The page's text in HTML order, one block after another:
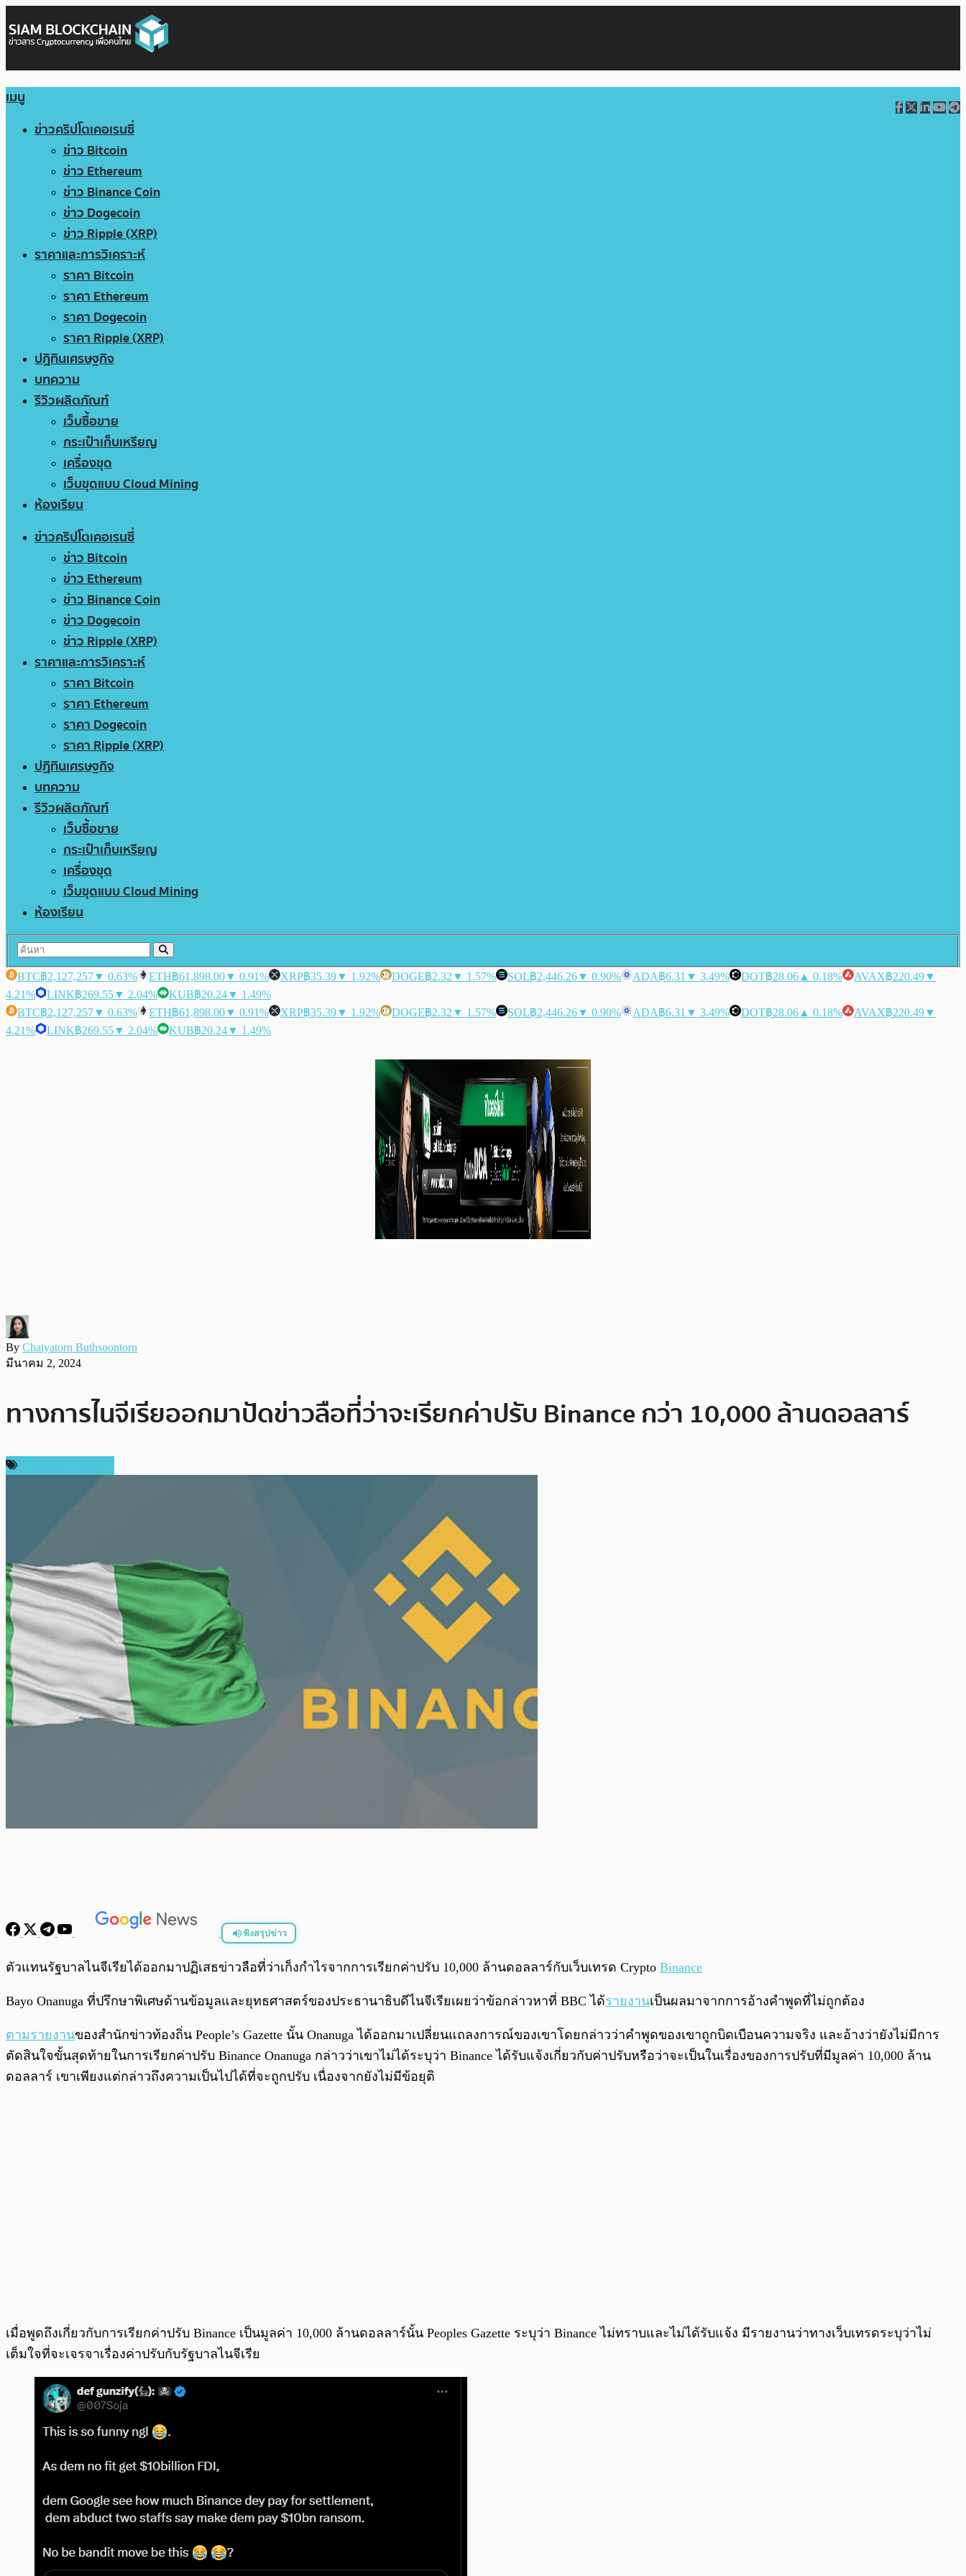
เมนู
ข่าวคริปโตเคอเรนซี่
ข่าว Bitcoin
ข่าว Ethereum
ข่าว Binance Coin
ข่าว Dogecoin
ข่าว Ripple (XRP)
ราคาและการวิเคราะห์
ราคา Bitcoin
ราคา Ethereum
ราคา Dogecoin
ราคา Ripple (XRP)
ปฏิทินเศรษฐกิจ
บทความ
รีวิวผลิตภัณฑ์
เว็บซื้อขาย
กระเป๋าเก็บเหรียญ
เครื่องขุด
เว็บขุดแบบ Cloud Mining
ห้องเรียน
ข่าวคริปโตเคอเรนซี่
ข่าว Bitcoin
ข่าว Ethereum
ข่าว Binance Coin
ข่าว Dogecoin
ข่าว Ripple (XRP)
ราคาและการวิเคราะห์
ราคา Bitcoin
ราคา Ethereum
ราคา Dogecoin
ราคา Ripple (XRP)
ปฏิทินเศรษฐกิจ
บทความ
รีวิวผลิตภัณฑ์
เว็บซื้อขาย
กระเป๋าเก็บเหรียญ
เครื่องขุด
เว็บขุดแบบ Cloud Mining
ห้องเรียน
BTC฿2,127,257▼ 0.63% ETH฿61,898.00▼ 0.91% XRP฿35.39▼ 1.92% DOGE฿2.32 ▼ 1.57% SOL฿2,446.26▼ 0.90% ADA฿6.31 ▼ 3.49% DOT฿28.06 ▲ 0.18% AVAX฿220.49▼
4.21%
LINK฿269.55▼ 2.04% KUB฿20.24▼ 1.49%
BTC฿2,127,257▼ 0.63% ETH฿61,898.00▼ 0.91% XRP฿35.39▼ 1.92% DOGE฿2.32 ▼ 1.57% SOL฿2,446.26▼ 0.90% ADA฿6.31 ▼ 3.49% DOT฿28.06 ▲ 0.18% AVAX฿220.49▼
4.21%
LINK฿269.55▼ 2.04% KUB฿20.24▼ 1.49%
By Chaiyatorn Buthsoontorn
มีนาคม 2, 2024
ทางการไนจีเรียออกมาปัดข่าวลือที่ว่าจะเรียกค่าปรับ Binance กว่า 10,000 ล้านดอลลาร์
ฟังสรุปข่าว
พร้อมเล่น
ตัวแทนรัฐบาลไนจีเรียได้ออกมาปฏิเสธข่าวลือที่ว่าเก็งกำไรจากการเรียกค่าปรับ 10,000 ล้านดอลลาร์กับเว็บเทรด Crypto Binance
Bayo Onanuga ที่ปรึกษาพิเศษด้านข้อมูลและยุทธศาสตร์ของประธานาธิบดีไนจีเรียเผยว่าข้อกล่าวหาที่ BBC ได้รายงานเป็นผลมาจากการอ้างคำพูดที่ไม่ถูกต้อง
ตามรายงานของสำนักข่าวท้องถิ่น People’s Gazette นั้น Onanuga ได้ออกมาเปลี่ยนแถลงการณ์ของเขาโดยกล่าวว่าคำพูดของเขาถูกบิดเบือนความจริง และอ้างว่ายังไม่มีการ
ตัดสินใจขั้นสุดท้ายในการเรียกค่าปรับ Binance Onanuga กล่าวว่าเขาไม่ได้ระบุว่า Binance ได้รับแจ้งเกี่ยวกับค่าปรับหรือว่าจะเป็นในเรื่องของการปรับที่มีมูลค่า 10,000 ล้าน
ดอลลาร์ เขาเพียงแต่กล่าวถึงความเป็นไปได้ที่จะถูกปรับ เนื่องจากยังไม่มีข้อยุติ
เมื่อพูดถึงเกี่ยวกับการเรียกค่าปรับ Binance เป็นมูลค่า 10,000 ล้านดอลลาร์นั้น Peoples Gazette ระบุว่า Binance ไม่ทราบและไม่ได้รับแจ้ง มีรายงานว่าทางเว็บเทรดระบุว่าไม่
เต็มใจที่จะเจรจาเรื่องค่าปรับกับรัฐบาลไนจีเรีย